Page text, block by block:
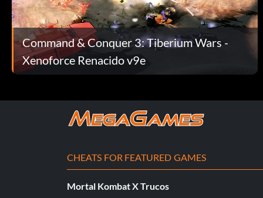
Tren fácil:
Después de que puedas entrar en la Ancient Cave, cómprate
en este momento, mata a los miembros de tu party y haz que
Llevalo al nivel 10 y entra en la Ancient Cave, si puedes
hacia 97 de daño. Repite este proceso para ganar niveles
clases, yo ya domino 4.
Fácil exp 20100:
En la Ancient Cave, en la planta 17, hay un jefe de planta
Command & Conquer 3: Tiberium Wars -
Xenoforce Renacido v9e
CHEATS FOR FEATURED GAMES
Mortal Kombat X Trucos